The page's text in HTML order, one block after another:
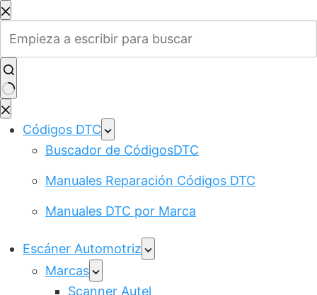
Saltar
al
contenido
Sin
resultados
Códigos DTC
Buscador de CódigosDTC
Manuales Reparación Códigos DTC
Manuales DTC por Marca
Escáner Automotriz
Marcas
Scanner Autel